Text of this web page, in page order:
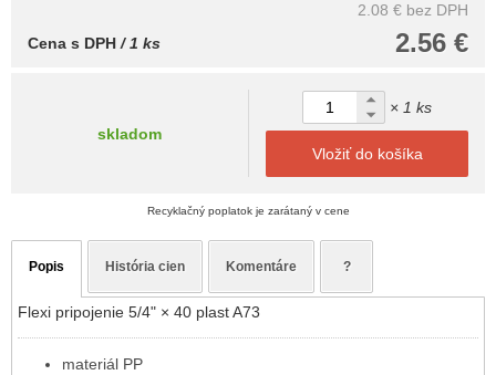
2.08 € bez DPH
2.56 €
Cena s DPH/ 1 ks
skladom
× 1 ks
Vložiť do košíka
Recyklačný poplatok je zarátaný v cene
Popis História cien Komentáre ?
Flexi pripojenie 5/4" × 40 plast A73
materiál PP